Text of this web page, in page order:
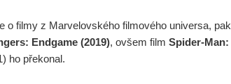
o filmy z Marvelovského filmového universa, pak
Endgame (2019), ovšem film Spider-Man:
ho překonal.